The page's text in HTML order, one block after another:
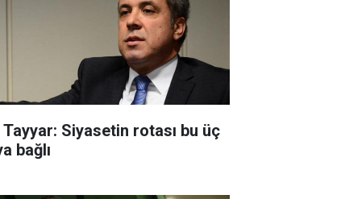
Siyasetin rotası bu üç
bağlı